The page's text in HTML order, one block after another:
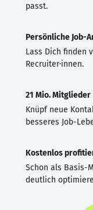
passt.
Persönliche Job-
Lass Dich finden
Recruiter·innen.
21 Mio. Mitglieder
Knüpf neue
besseres Job-
Kostenlos
Schon als Basis-
deutlich